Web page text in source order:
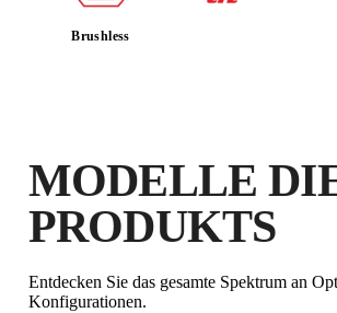
FÜR
PRODUKTE
Brushless
MODELLE
PRODUKTS
Entdecken Sie das gesamte Spektrum an
Konfigurationen.